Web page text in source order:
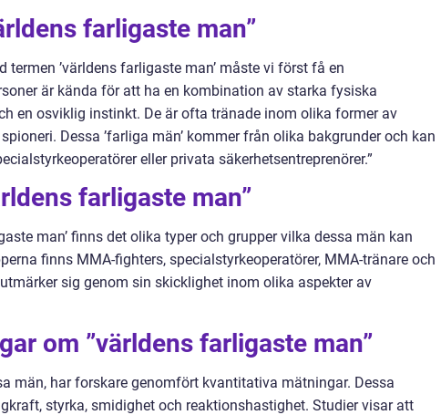
farligaste man”
’världens farligaste man’ måste vi först få en
är kända för att ha en kombination av starka fysiska
en osviklig instinkt. De är ofta tränade inom olika former av
Dessa ’farliga män’ kommer från olika bakgrunder och kan
eller privata säkerhetsentreprenörer.”
farligaste man”
man’ finns det olika typer och grupper vilka dessa män kan
finns MMA-fighters, specialstyrkeoperatörer, MMA-tränare och
sig genom sin skicklighet inom olika aspekter av
om ”världens farligaste man”
män, har forskare genomfört kvantitativa mätningar. Dessa
styrka, smidighet och reaktionshastighet. Studier visar att